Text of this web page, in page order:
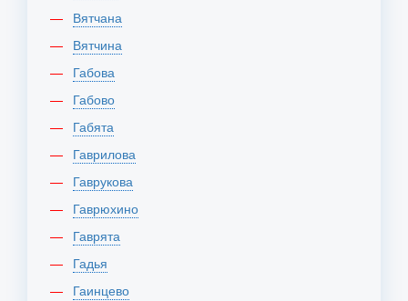
Вятчана
Вятчина
Габова
Габово
Габята
Гаврилова
Гаврукова
Гаврюхино
Гаврята
Гадья
Гаинцево